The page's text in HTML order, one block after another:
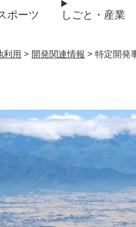
ポーツ しごと・産業
利用 > 開発関連情報 > 特定開発